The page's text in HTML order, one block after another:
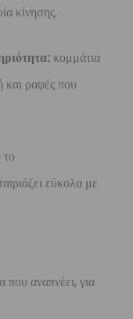
κίνησης.
κομμάτια
και ραφές που
εύκολα με
αναπνέει, για